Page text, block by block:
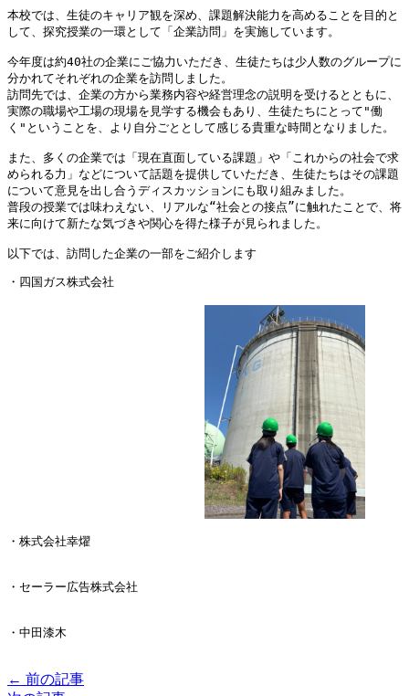
本校では、生徒のキャリア観を深め、課題解決能力を高めることを目的と
して、探究授業の一環として「企業訪問」を実施しています。
今年度は約40社の企業にご協力いただき、生徒たちは少人数のグループに
分かれてそれぞれの企業を訪問しました。
訪問先では、企業の方から業務内容や経営理念の説明を受けるとともに、
実際の職場や工場の現場を見学する機会もあり、生徒たちにとって"働
く"ということを、より自分ごととして感じる貴重な時間となりました。
また、多くの企業では「現在直面している課題」や「これからの社会で求
められる力」などについて話題を提供していただき、生徒たちはその課題
について意見を出し合うディスカッションにも取り組みました。
普段の授業では味わえない、リアルな“社会との接点”に触れたことで、将
来に向けて新たな気づきや関心を得た様子が見られました。
以下では、訪問した企業の一部をご紹介します
・四国ガス株式会社
・株式会社幸燿
・セーラー広告株式会社
・中田漆木
← 前の記事